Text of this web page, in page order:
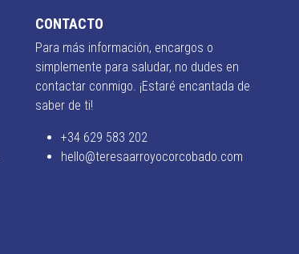
CONTACTO
Para más información, encargos o
simplemente para saludar, no dudes en
contactar conmigo. ¡Estaré encantada de
saber de ti!
+34 629 583 202
hello@teresaarroyocorcobado.com